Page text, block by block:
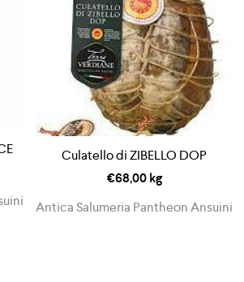
Culatello di ZIBELLO DOP
€68,00kg
Antica Salumeria Pantheon Ansuini